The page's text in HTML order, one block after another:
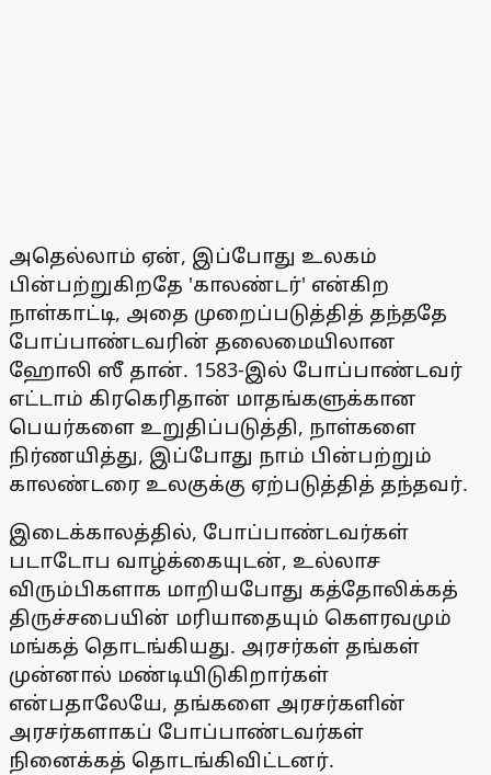
அதெல்லாம் ஏன், இப்போது உலகம்
பின்பற்றுகிறதே 'காலண்டர்' என்கிற
நாள்காட்டி, அதை முறைப்படுத்தித் தந்ததே
போப்பாண்டவரின் தலைமையிலான
ஹோலி ஸீ தான். 1583-இல் போப்பாண்டவர்
எட்டாம் கிரகெரிதான் மாதங்களுக்கான
பெயர்களை உறுதிப்படுத்தி, நாள்களை
நிர்ணயித்து, இப்போது நாம் பின்பற்றும்
காலண்டரை உலகுக்கு ஏற்படுத்தித் தந்தவர்.
இடைக்காலத்தில், போப்பாண்டவர்கள்
படாடோப வாழ்க்கையுடன், உல்லாச
விரும்பிகளாக மாறியபோது கத்தோலிக்கத்
திருச்சபையின் மரியாதையும் கௌரவமும்
மங்கத் தொடங்கியது. அரசர்கள் தங்கள்
முன்னால் மண்டியிடுகிறார்கள்
என்பதாலேயே, தங்களை அரசர்களின்
அரசர்களாகப் போப்பாண்டவர்கள்
நினைக்கத் தொடங்கிவிட்டனர்.